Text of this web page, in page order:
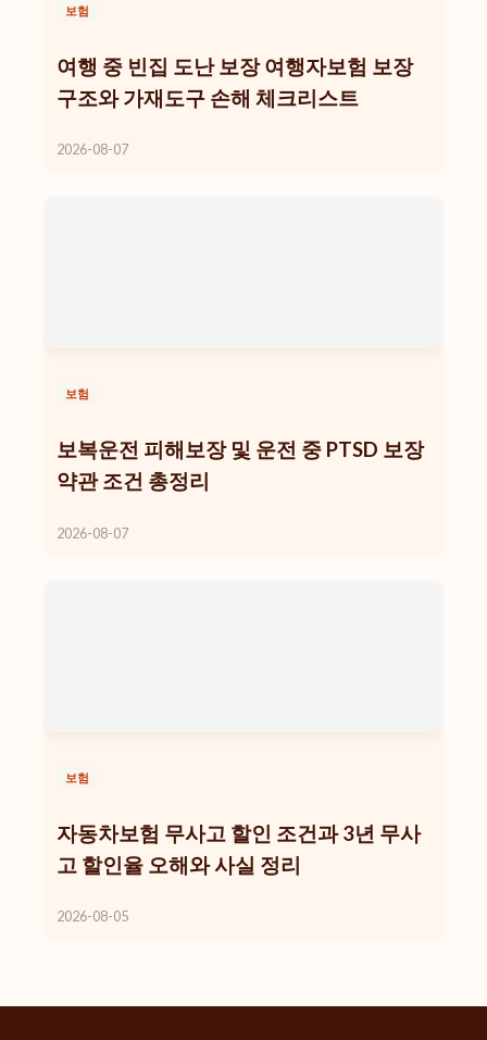
보험
여행 중 빈집 도난 보장 여행자보험 보장
구조와 가재도구 손해 체크리스트
2026-08-07
보험
보복운전 피해보장 및 운전 중 PTSD 보장
약관 조건 총정리
2026-08-07
보험
자동차보험 무사고 할인 조건과 3년 무사
고 할인율 오해와 사실 정리
2026-08-05